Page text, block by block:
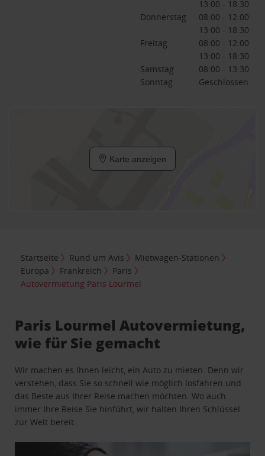
13:00 - 18:30
Donnerstag
08:00 - 12:00
13:00 - 18:30
Freitag
08:00 - 12:00
13:00 - 18:30
Samstag
08:00 - 13:30
Sonntag
Geschlossen
Karte anzeigen
Startseite Rund um Avis
Mietwagen-Stationen
Europa
Frankreich
Paris
Autovermietung Paris Lourmel
Paris Lourmel Autovermietung,
wie für Sie gemacht
Wir machen es Ihnen leicht, ein Auto zu mieten. Denn wir
verstehen, dass Sie so schnell wie möglich losfahren und
das Beste aus Ihrer Reise machen möchten. Wo auch
immer Ihre Reise Sie hinführt, wir halten Ihren Schlüssel
zur Welt bereit.